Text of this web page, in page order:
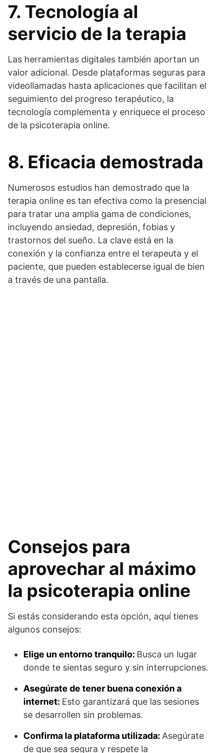
7. Tecnología al
servicio de la terapia
Las herramientas digitales también aportan un
valor adicional. Desde plataformas seguras para
videollamadas hasta aplicaciones que facilitan el
seguimiento del progreso terapéutico, la
tecnología complementa y enriquece el proceso
de la psicoterapia online.
8. Eficacia demostrada
Numerosos estudios han demostrado que la
terapia online es tan efectiva como la presencial
para tratar una amplia gama de condiciones,
incluyendo ansiedad, depresión, fobias y
trastornos del sueño. La clave está en la
conexión y la confianza entre el terapeuta y el
paciente, que pueden establecerse igual de bien
a través de una pantalla.
Consejos para
aprovechar al máximo
la psicoterapia online
Si estás considerando esta opción, aquí tienes
algunos consejos:
Elige un entorno tranquilo: Busca un lugar
donde te sientas seguro y sin interrupciones.
Asegúrate de tener buena conexión a
internet: Esto garantizará que las sesiones
se desarrollen sin problemas.
Confirma la plataforma utilizada: Asegúrate
de que sea segura y respete la